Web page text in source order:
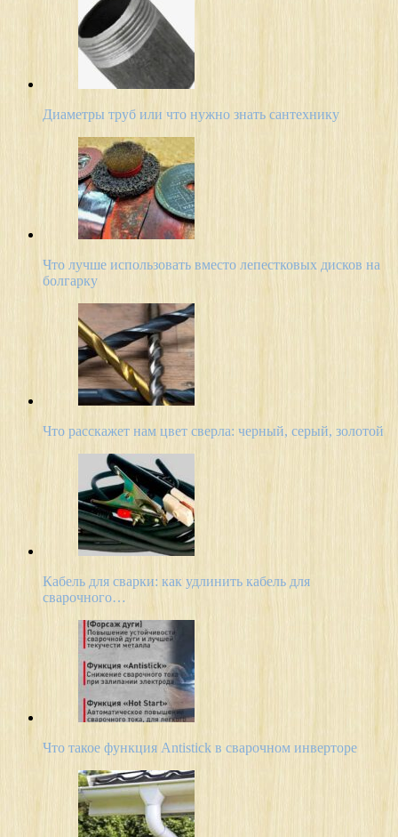
Диаметры труб или что нужно знать сантехнику
Что лучше использовать вместо лепестковых дисков на
болгарку
Что расскажет нам цвет сверла: черный, серый, золотой
Кабель для сварки: как удлинить кабель для
сварочного…
Что такое функция Antistick в сварочном инверторе